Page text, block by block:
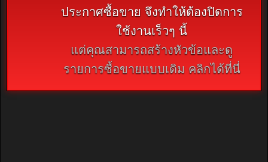
ประกาศซื้อขาย จึงทำให้ต้องปิดการ
ใช้งานเร็วๆ นี้
แต่คุณสามารถสร้างหัวข้อและดู
รายการซื้อขายแบบเดิม คลิกได้ที่นี่